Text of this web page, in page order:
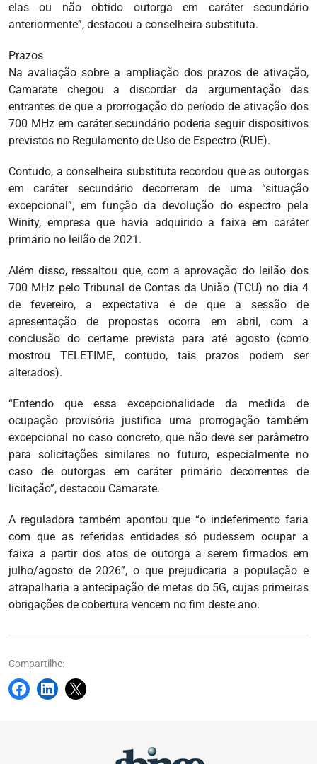
elas ou não obtido outorga em caráter secundário
anteriormente”, destacou a conselheira substituta.
Prazos
Na avaliação sobre a ampliação dos prazos de ativação,
Camarate chegou a discordar da argumentação das
entrantes de que a prorrogação do período de ativação dos
700 MHz em caráter secundário poderia seguir dispositivos
previstos no Regulamento de Uso de Espectro (RUE).
Contudo, a conselheira substituta recordou que as outorgas
em caráter secundário decorreram de uma “situação
excepcional”, em função da devolução do espectro pela
Winity, empresa que havia adquirido a faixa em caráter
primário no leilão de 2021.
Além disso, ressaltou que, com a aprovação do leilão dos
700 MHz pelo Tribunal de Contas da União (TCU) no dia 4
de fevereiro, a expectativa é de que a sessão de
apresentação de propostas ocorra em abril, com a
conclusão do certame prevista para até agosto (como
mostrou TELETIME, contudo, tais prazos podem ser
alterados).
“Entendo que essa excepcionalidade da medida de
ocupação provisória justifica uma prorrogação também
excepcional no caso concreto, que não deve ser parâmetro
para solicitações similares no futuro, especialmente no
caso de outorgas em caráter primário decorrentes de
licitação”, destacou Camarate.
A reguladora também apontou que “o indeferimento faria
com que as referidas entidades só pudessem ocupar a
faixa a partir dos atos de outorga a serem firmados em
julho/agosto de 2026”, o que prejudicaria a população e
atrapalharia a antecipação de metas do 5G, cujas primeiras
obrigações de cobertura vencem no fim deste ano.
Compartilhe: